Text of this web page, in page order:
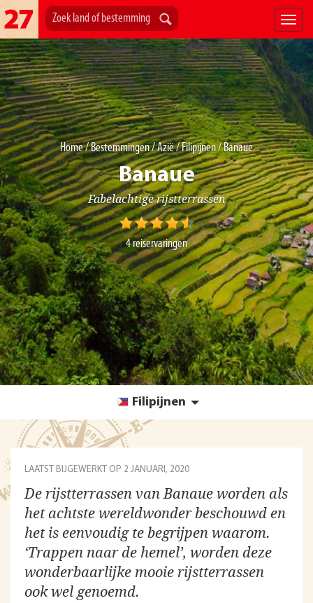
Home/Bestemmingen/Azië/Filipijnen/ Banaue
Banaue
Fabelachtige rijstterrassen
4reiservaringen
Filipijnen
LAATST BIJGEWERKT OP 2 JANUARI, 2020
De rijstterrassen van Banaue worden als
het achtste wereldwonder beschouwd en
het is eenvoudig te begrijpen waarom.
‘Trappen naar de hemel’, worden deze
wonderbaarlijke mooie rijstterrassen
ook wel genoemd.